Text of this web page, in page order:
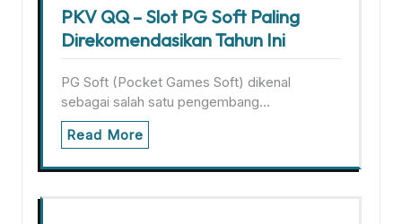
PKV QQ – Slot PG Soft Paling
Direkomendasikan Tahun Ini
PG Soft (Pocket Games Soft) dikenal
sebagai salah satu pengembang…
Read More